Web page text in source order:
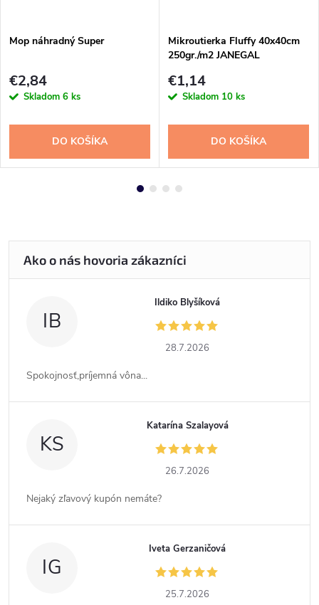
Mop náhradný Super
€2,84
Skladom 6 ks
DO KOŠÍKA
Mikroutierka Fluffy 40x40cm
250gr./m2 JANEGAL
€1,14
Skladom 10 ks
DO KOŠÍKA
IB
Ildiko Blyšíková
28.7.2026
Spokojnosť,príjemná vôna...
KS
Katarína Szalayová
26.7.2026
Nejaký zľavový kupón nemáte?
IG
Iveta Gerzaničová
25.7.2026